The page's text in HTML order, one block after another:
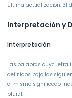
Última actualización: 31
Interpretación y
Interpretación
Las palabras cuya letra
definidos bajo las
el mismo significado
plural.